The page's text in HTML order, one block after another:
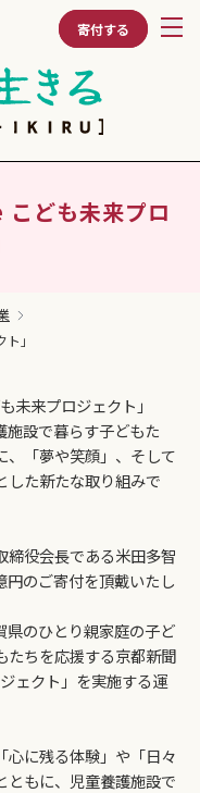
寄付する
ども未来プロ
」
未来プロジェクト」
施設で暮らす子どもた
、「夢や笑顔」、そして
した新たな取り組みで
役会長である米田多智
円のご寄付を頂戴いたし
のひとり親家庭の子ど
たちを応援する京都新聞
ェクト」を実施する運
に残る体験」や「日々
ともに、児童養護施設で